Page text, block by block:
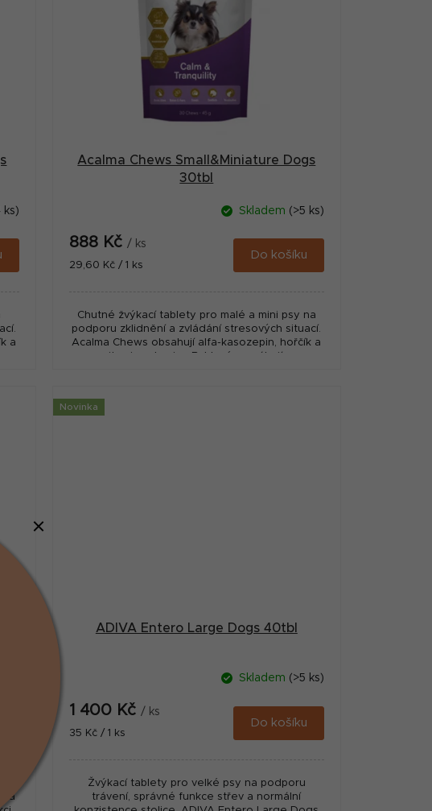
ks)
a
Acalma Chews Small&Miniature Dogs
30tbl
Skladem (>5 ks)
888 Kč / ks
Měrná
29,60 Kč / 1 ks
Do košíku
Chutné žvýkací tablety pro malé a mini psy na
podporu zklidnění a zvládání stresových situací.
Acalma Chews obsahují alfa-kasozepin, hořčík a
a
a
Novinka
ADIVA Entero Large Dogs 40tbl
Skladem (>5 ks)
1 400 Kč / ks
Měrná
35 Kč / 1 ks
Do košíku
Žvýkací tablety pro velké psy na podporu
trávení, správné funkce střev a normální